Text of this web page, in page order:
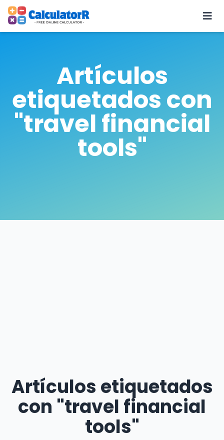
Artículos
etiquetados con
"travel financial
tools"
Artículos etiquetados
con "travel financial
tools"